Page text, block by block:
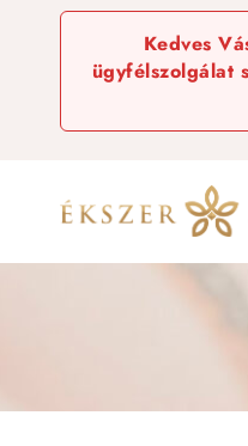
Kedves
ügyfélszolgálat